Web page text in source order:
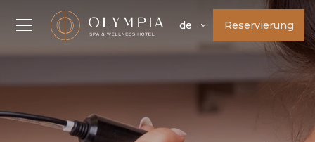
de Reservierung